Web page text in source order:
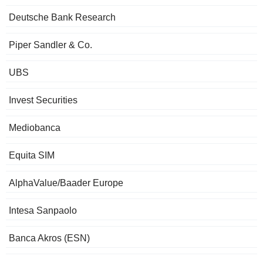
Deutsche Bank Research
Piper Sandler & Co.
UBS
Invest Securities
Mediobanca
Equita SIM
AlphaValue/Baader Europe
Intesa Sanpaolo
Banca Akros (ESN)